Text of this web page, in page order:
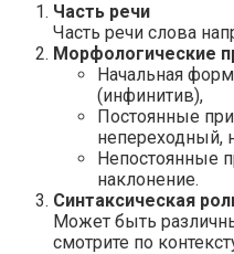
Часть речи
Часть речи слова
Морфологические
Начальная
(инфинитив),
Постоянные
непереходный,
Непостоянные
наклонение.
Синтаксическая
Может быть
смотрите по